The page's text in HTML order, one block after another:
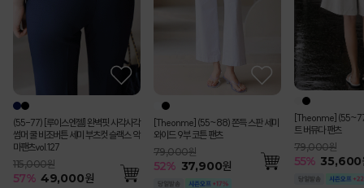
(55-77) [루이스엔젤] 완벽핏 사각사각
썸머 쿨 비조버튼 세미 부츠컷 슬랙스 악
마팬츠vol.127
115,000원
57% 49,000원
[Theonme] (55~88) 쫀득 스판 세미
와이드 9부 코튼 팬츠
79,000원
52% 37,900원
[Theonme]
트 버뮤다 팬츠
79,000원
55% 35,600